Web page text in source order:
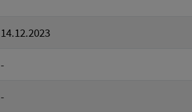
14.12.2023
-
-